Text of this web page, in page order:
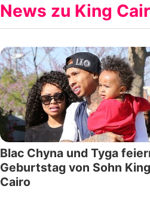
News zu King
Blac Chyna und Tyga
Geburtstag von Sohn King
Cairo